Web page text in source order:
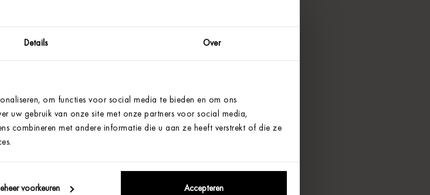
Details Over
om functies voor social media te bieden en om ons
uw gebruik van onze site met onze partners voor social media,
combineren met andere informatie die u aan ze heeft verstrekt of die ze
voorkeuren Accepteren